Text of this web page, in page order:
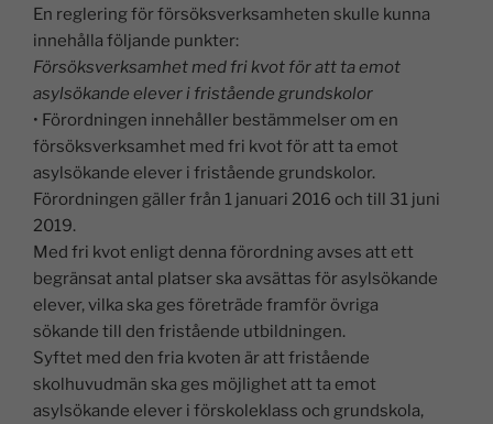
En reglering för försöksverksamheten skulle kunna
innehålla följande punkter:
Försöksverksamhet med fri kvot för att ta emot
asylsökande elever i fristående grundskolor
• Förordningen innehåller bestämmelser om en
försöksverksamhet med fri kvot för att ta emot
asylsökande elever i fristående grundskolor.
Förordningen gäller från 1 januari 2016 och till 31 juni
2019.
Med fri kvot enligt denna förordning avses att ett
begränsat antal platser ska avsättas för asylsökande
elever, vilka ska ges företräde framför övriga
sökande till den fristående utbildningen.
Syftet med den fria kvoten är att fristående
skolhuvudmän ska ges möjlighet att ta emot
asylsökande elever i förskoleklass och grundskola,